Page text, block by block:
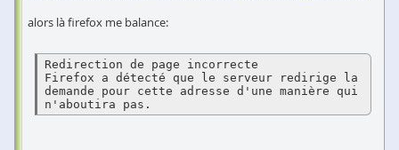
alors là firefox me balance:
Redirection de page incorrecte
Firefox a détecté que le serveur redirige la
demande pour cette adresse d'une manière qui
n'aboutira pas.